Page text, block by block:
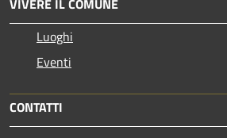
Luoghi
Eventi
CONTATTI